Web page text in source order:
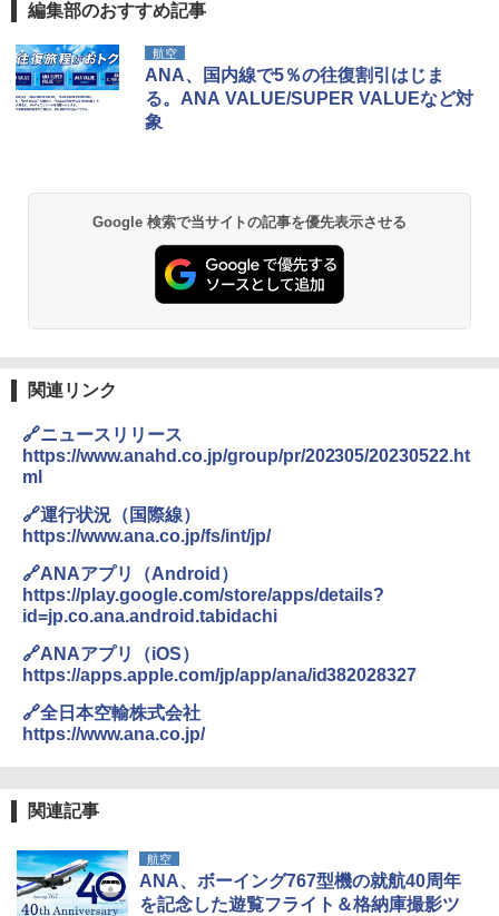
編集部のおすすめ記事
航空
ANA、国内線で5％の往復割引はじま
る。ANA VALUE/SUPER VALUEなど対
象
Google 検索で当サイトの記事を優先表示させる
関連リンク
🔗ニュースリリース
https://www.anahd.co.jp/group/pr/202305/20230522.ht
ml
🔗運行状況（国際線）
https://www.ana.co.jp/fs/int/jp/
🔗ANAアプリ（Android）
https://play.google.com/store/apps/details?
id=jp.co.ana.android.tabidachi
🔗ANAアプリ（iOS）
https://apps.apple.com/jp/app/ana/id382028327
🔗全日本空輸株式会社
https://www.ana.co.jp/
関連記事
航空
ANA、ボーイング767型機の就航40周年
を記念した遊覧フライト＆格納庫撮影ツ